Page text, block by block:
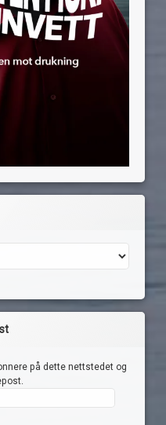
på dette nettstedet og